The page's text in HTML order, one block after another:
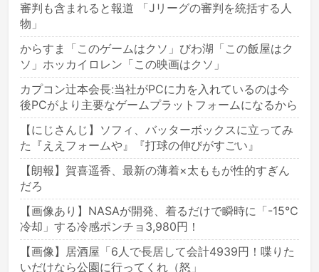
審判も含まれると報道 「Jリーグの審判を統括する人
物」
からすま「このゲームはクソ」びわ湖「この飯屋はク
ソ」ホッカイロレン「この映画はクソ」
カプコン辻本会長:当社がPCに力を入れているのは今
後PCがより主要なゲームプラットフォームになるから
【にじさんじ】ソフィ、バッターボックスに立ってみ
た『ええフォームや』『打球の伸びがすごい』
【朗報】賀喜遥香、最新の薄着×太ももが性的すぎん
だろ
【画像あり】NASAが開発、着るだけで瞬時に「-15℃
冷却」する冷感ポンチョ3,980円！
【画像】居酒屋「6人で長居して会計4939円！喋りた
いだけなら公園に行ってくれ（怒」